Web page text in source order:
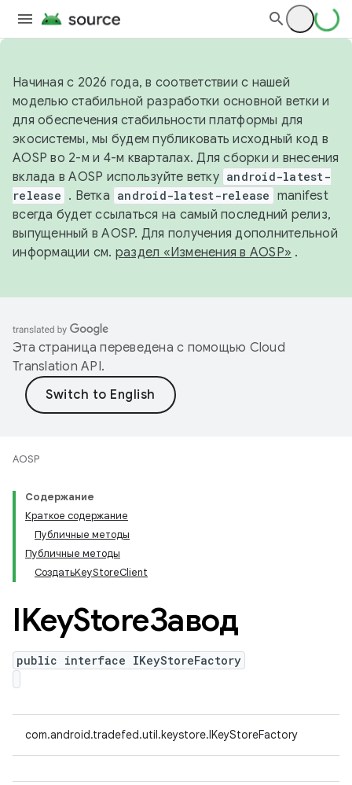
Начиная с 2026 года, в соответствии с нашей
моделью стабильной разработки основной ветки и
для обеспечения стабильности платформы для
экосистемы, мы будем публиковать исходный код в
AOSP во 2-м и 4-м кварталах. Для сборки и внесения
вклада в AOSP используйте ветку android-latest-
release . Ветка android-latest-release manifest
всегда будет ссылаться на самый последний релиз,
выпущенный в AOSP. Для получения дополнительной
информации см. раздел «Изменения в AOSP» .
Эта страница переведена с помощью Cloud
Translation API.
AOSP
Содержание
Краткое содержание
Публичные методы
Публичные методы
СоздатьKeyStoreClient
IKeyStoreЗавод
public interface IKeyStoreFactory
com.android.tradefed.util.keystore.IKeyStoreFactory